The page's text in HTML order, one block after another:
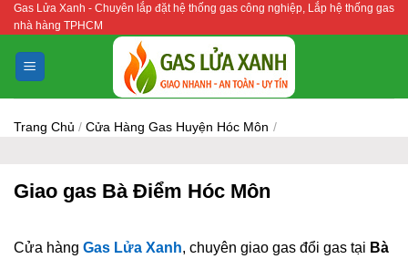
Bỏ
qua
nội
dung
Gas Lửa Xanh - Chuyên lắp đặt hệ thống gas công nghiệp, Lắp hệ thống gas
nhà hàng TPHCM
Trang Chủ / Cửa Hàng Gas Huyện Hóc Môn /
Giao gas Bà Điểm Hóc Môn
Cửa hàng Gas Lửa Xanh, chuyên giao gas đổi gas tại Bà